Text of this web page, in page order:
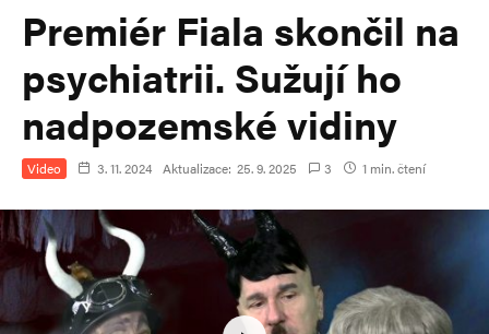
Premiér Fiala skončil na
psychiatrii. Sužují ho
nadpozemské vidiny
Video 3. 11. 2024 Aktualizace: 25. 9. 2025 3 1 min. čtení